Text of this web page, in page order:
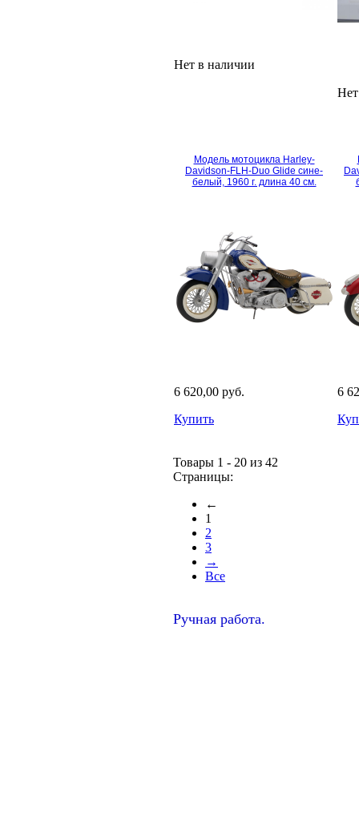
Нет в наличии
Модель мотоцикла Harley-
Davidson-FLH-Duo Glide сине-
белый, 1960 г. длина 40 см.
6 620,00 руб.
Купить
6
Товары 1 - 20 из 42
Страницы:
←
1
2
3
→
Все
Ручная работа.